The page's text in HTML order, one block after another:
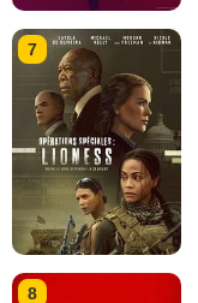
7
8